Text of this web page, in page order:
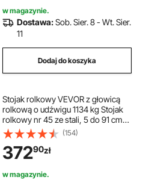
w magazynie.
Dostawa:Sob. Sier. 8 - Wt. Sier.
11
Dodaj do koszyka
Stojak rolkowy VEVOR z głowicą
rolkową o udźwigu 1134 kg Stojak
rolkowy nr 45 ze stali, 5 do 91 cm
Stojak podnośnikowy Stojak
roboczy Stojak montażowy Nadaje
się do konserwacji rurociągów lub
budowy konstrukcji
(154)
37290zł
w magazynie.